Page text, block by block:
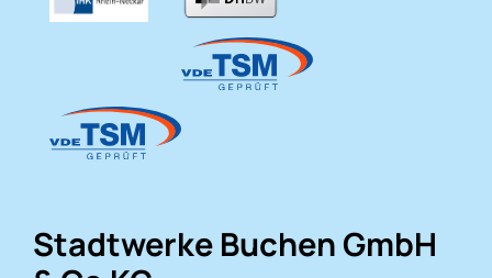
Stadtwerke Buchen GmbH